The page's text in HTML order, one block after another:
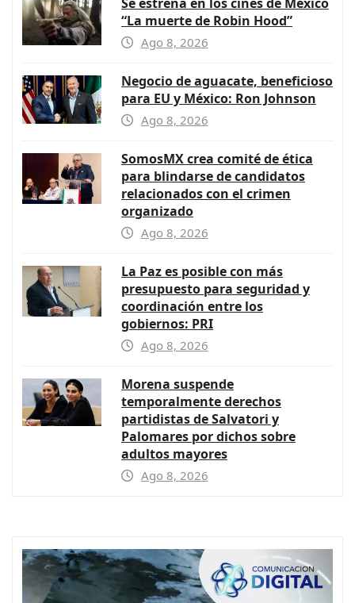
“La muerte de Robin Hood”
Ago 8, 2026
Negocio de aguacate, beneficioso
para EU y México: Ron Johnson
Ago 8, 2026
SomosMX crea comité de ética
para blindarse de candidatos
relacionados con el crimen
organizado
Ago 8, 2026
La Paz es posible con más
presupuesto para seguridad y
coordinación entre los
gobiernos: PRI
Ago 8, 2026
Morena suspende
temporalmente derechos
partidistas de Salvatori y
Palomares por dichos sobre
adultos mayores
Ago 8, 2026